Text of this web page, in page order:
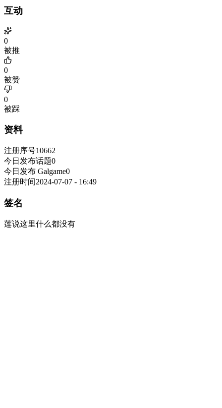
互动
0
被推
0
被赞
0
被踩
资料
注册序号10662
今日发布话题0
今日发布 Galgame0
注册时间2024-07-07 - 16:49
签名
莲说这里什么都没有